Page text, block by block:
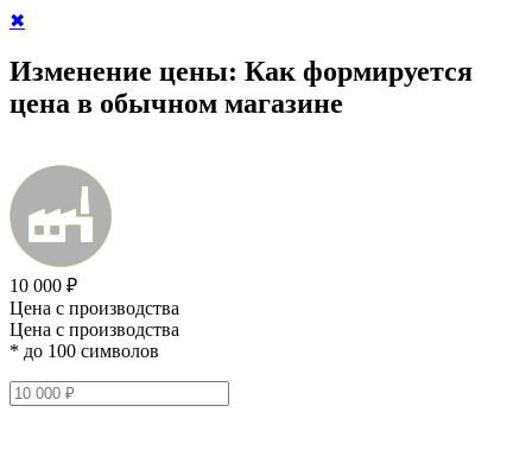
✖
Изменение цены: Как формируется
цена в обычном магазине
10 000 ₽
Цена с производства
Цена с производства
* до 100 символов